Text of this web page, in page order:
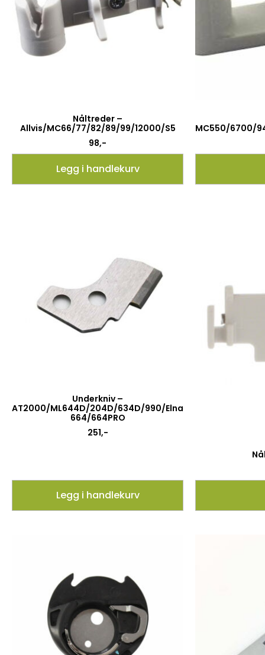
Nåltreder –
Allvis/MC66/77/82/89/99/12000/S5
98,-
Legg i handlekurv
MC550/6700/
Underkniv –
AT2000/ML644D/204D/634D/990/Elna
664/664PRO
251,-
Legg i handlekurv